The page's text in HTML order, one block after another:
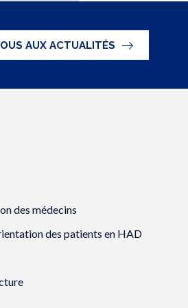
AUX ACTUALITÉS
des médecins
des patients en HAD